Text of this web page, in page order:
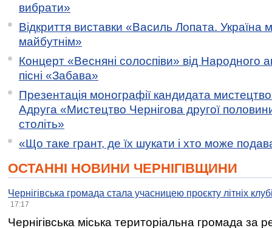
вибрати»
Відкриття виставки «Василь Лопата. Україна
майбутнім»
Концерт «Весняні солоспіви» від Народного
пісні «Забава»
Презентація монографії кандидата
Адруга «Мистецтво Чернігова другої
століть»
«Що таке грант, де їх шукати і хто може
ОСТАННІ НОВИНИ ЧЕРНІГІВЩИНИ
Чернігівська громада стала учасницею проєкту літніх
17:17
Чернігівська міська територіальна громада за